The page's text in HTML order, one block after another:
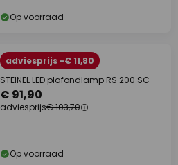
Op voorraad
adviesprijs -€ 11,80
STEINEL LED plafondlamp RS 200 SC
€ 91,90
adviesprijs€ 103,70
Op voorraad